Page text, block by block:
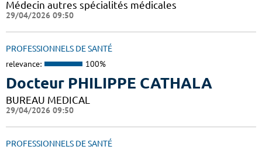
Médecin autres spécialités médicales
29/04/2026 09:50
PROFESSIONNELS DE SANTÉ
relevance: 100%
Docteur PHILIPPE CATHALA
BUREAU MEDICAL
29/04/2026 09:50
PROFESSIONNELS DE SANTÉ